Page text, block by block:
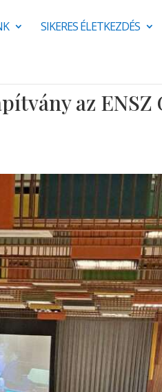
SIKERES ÉLETKEZDÉS
az ENSZ